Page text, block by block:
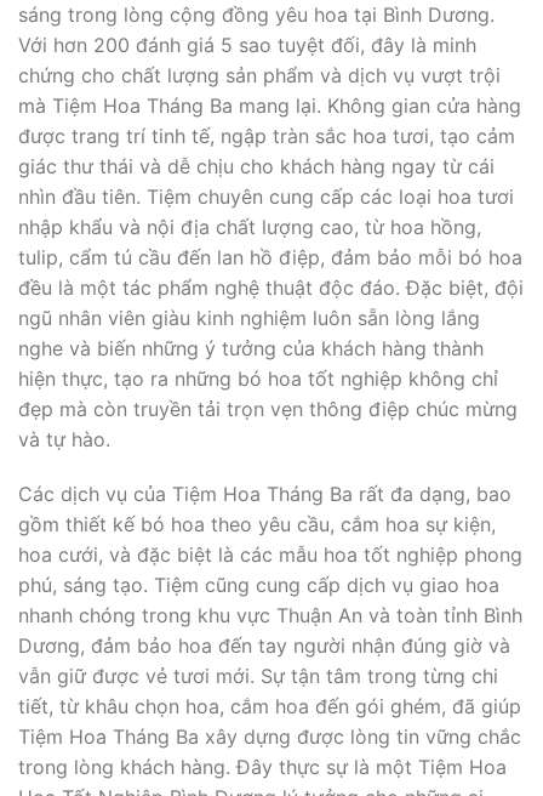
sáng trong lòng cộng đồng yêu hoa tại Bình Dương.
Với hơn 200 đánh giá 5 sao tuyệt đối, đây là minh
chứng cho chất lượng sản phẩm và dịch vụ vượt trội
mà Tiệm Hoa Tháng Ba mang lại. Không gian cửa hàng
được trang trí tinh tế, ngập tràn sắc hoa tươi, tạo cảm
giác thư thái và dễ chịu cho khách hàng ngay từ cái
nhìn đầu tiên. Tiệm chuyên cung cấp các loại hoa tươi
nhập khẩu và nội địa chất lượng cao, từ hoa hồng,
tulip, cẩm tú cầu đến lan hồ điệp, đảm bảo mỗi bó hoa
đều là một tác phẩm nghệ thuật độc đáo. Đặc biệt, đội
ngũ nhân viên giàu kinh nghiệm luôn sẵn lòng lắng
nghe và biến những ý tưởng của khách hàng thành
hiện thực, tạo ra những bó hoa tốt nghiệp không chỉ
đẹp mà còn truyền tải trọn vẹn thông điệp chúc mừng
và tự hào.
Các dịch vụ của Tiệm Hoa Tháng Ba rất đa dạng, bao
gồm thiết kế bó hoa theo yêu cầu, cắm hoa sự kiện,
hoa cưới, và đặc biệt là các mẫu hoa tốt nghiệp phong
phú, sáng tạo. Tiệm cũng cung cấp dịch vụ giao hoa
nhanh chóng trong khu vực Thuận An và toàn tỉnh Bình
Dương, đảm bảo hoa đến tay người nhận đúng giờ và
vẫn giữ được vẻ tươi mới. Sự tận tâm trong từng chi
tiết, từ khâu chọn hoa, cắm hoa đến gói ghém, đã giúp
Tiệm Hoa Tháng Ba xây dựng được lòng tin vững chắc
trong lòng khách hàng. Đây thực sự là một Tiệm Hoa